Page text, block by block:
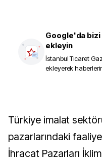
Google'da
ekleyin
İstanbul Ticaret
ekleyerek
Türkiye imalat sektörünün ana ihracat
pazarlarındaki
İhracat Pazarları